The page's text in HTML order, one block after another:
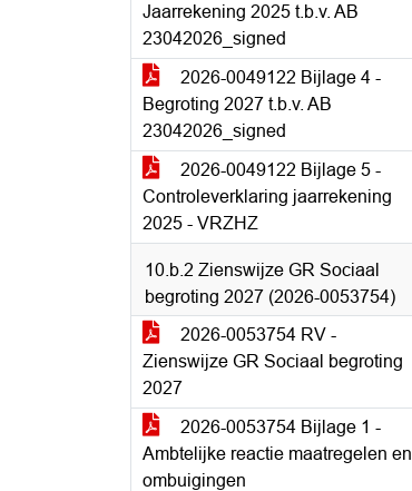
Jaarrekening 2025 t.b.v. AB
23042026_signed
2026-0049122 Bijlage 4 -
Begroting 2027 t.b.v. AB
23042026_signed
2026-0049122 Bijlage 5 -
Controleverklaring jaarrekening
2025 - VRZHZ
10.b.2 Zienswijze GR Sociaal
begroting 2027 (2026-0053754)
2026-0053754 RV -
Zienswijze GR Sociaal begroting
2027
2026-0053754 Bijlage 1 -
Ambtelijke reactie maatregelen en
ombuigingen